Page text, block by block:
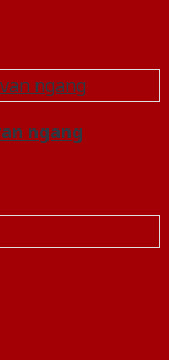
ngang